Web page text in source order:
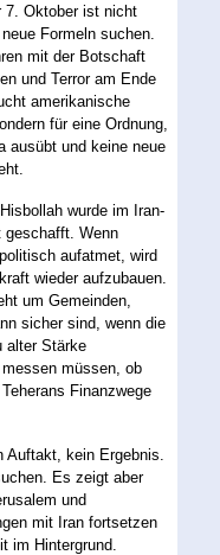
7. Oktober ist nicht
Formeln suchen.
mit der Botschaft
und Terror am Ende
amerikanische
für eine Ordnung,
ausübt und keine neue
wurde im Iran-
geschafft. Wenn
aufatmet, wird
wieder aufzubauen.
um Gemeinden,
sicher sind, wenn die
alter Stärke
müssen, ob
Finanzwege
Auftakt, kein Ergebnis.
Es zeigt aber
und
mit Iran fortsetzen
im Hintergrund.